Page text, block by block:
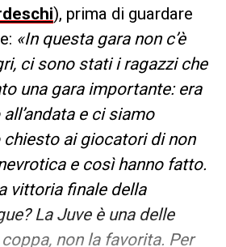
), prima di guardare
«In questa gara non c’è
ci sono stati i ragazzi che
una gara importante: era
e ci siamo
ai giocatori di non
e così hanno fatto.
vittoria finale della
La Juve è una delle
non la favorita. Per